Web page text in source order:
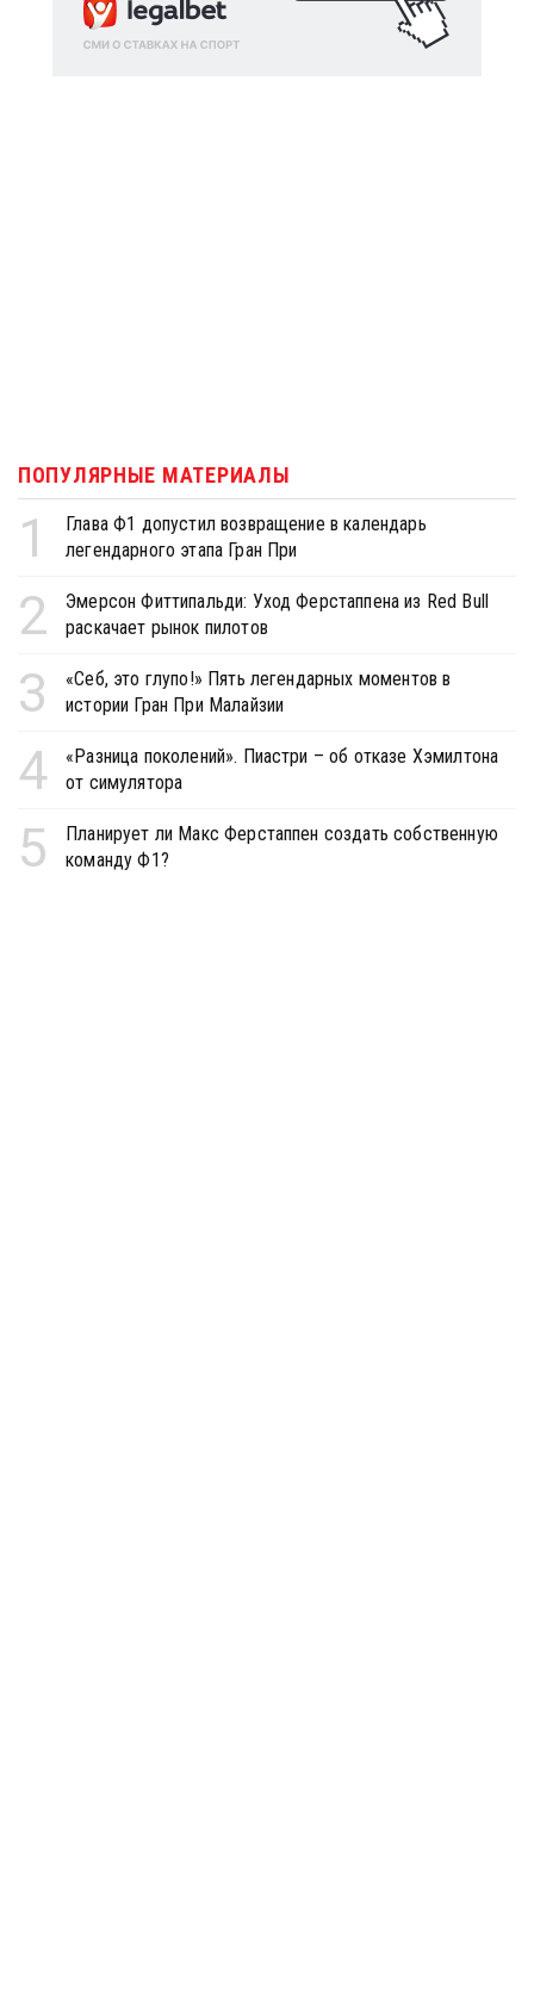
ПОПУЛЯРНЫЕ МАТЕРИАЛЫ
1
Глава Ф1 допустил возвращение в календарь
легендарного этапа Гран При
2
Эмерсон Фиттипальди: Уход Ферстаппена из Red Bull
раскачает рынок пилотов
3
«Себ, это глупо!» Пять легендарных моментов в
истории Гран При Малайзии
4
«Разница поколений». Пиастри – об отказе Хэмилтона
от симулятора
5
Планирует ли Макс Ферстаппен создать собственную
команду Ф1?